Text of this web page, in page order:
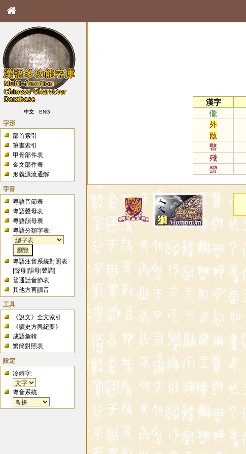
中文 ENG
字形
部首索引
筆畫索引
甲骨部件表
金文部件表
形義源流通解
字音
粵語音節表
粵語聲母表
粵語韻母表
粵語分類字表:
粵語注音系統對照表
[聲母 |韻母 |聲調]
普通話音節表
其他方言讀音
工具
《說文》全文索引
《讀史方輿紀要》
成語彙輯
繁簡對照表
設定
冷僻字:
粵音系統:
漢字
儱
外
敃
暋
殘
蠻